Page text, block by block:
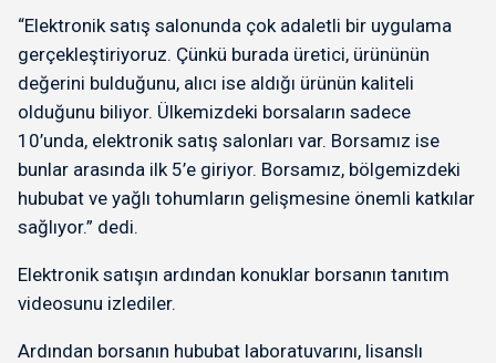
“Elektronik satış salonunda çok adaletli bir uygulama
gerçekleştiriyoruz. Çünkü burada üretici, ürününün
değerini bulduğunu, alıcı ise aldığı ürünün kaliteli
olduğunu biliyor. Ülkemizdeki borsaların sadece
10’unda, elektronik satış salonları var. Borsamız ise
bunlar arasında ilk 5’e giriyor. Borsamız, bölgemizdeki
hububat ve yağlı tohumların gelişmesine önemli katkılar
sağlıyor.” dedi.
Elektronik satışın ardından konuklar borsanın tanıtım
videosunu izlediler.
Ardından borsanın hububat laboratuvarını, lisanslı